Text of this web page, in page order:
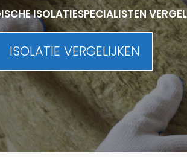
ISOLATIESPECIALISTEN
ISOLATIE VERGELIJKEN